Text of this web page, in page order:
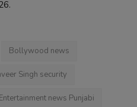
Bollywood news
Singh security
Entertainment news Punjabi